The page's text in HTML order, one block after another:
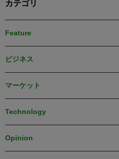
カテゴリ
Feature
ビジネス
マーケット
Technology
Opinion